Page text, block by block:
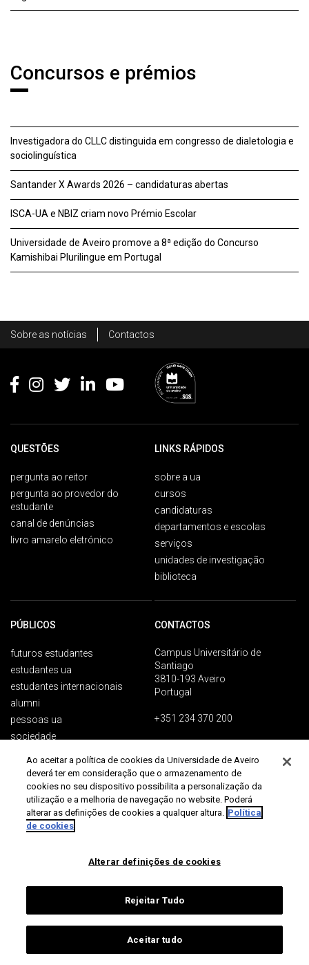
Concursos e prémios
Investigadora do CLLC distinguida em congresso de dialetologia e
sociolinguística
Santander X Awards 2026 – candidaturas abertas
ISCA-UA e NBIZ criam novo Prémio Escolar
Universidade de Aveiro promove a 8ª edição do Concurso
Kamishibai Plurilingue em Portugal
Footer
Sobre as notícias Contactos
QUESTÕES
pergunta ao reitor
pergunta ao provedor do
estudante
canal de denúncias
livro amarelo eletrónico
LINKS RÁPIDOS
sobre a ua
cursos
candidaturas
departamentos e escolas
serviços
unidades de investigação
biblioteca
PÚBLICOS
futuros estudantes
estudantes ua
estudantes internacionais
alumni
pessoas ua
sociedade
CONTACTOS
Campus Universitário de
Santiago
3810-193 Aveiro
Portugal
+351 234 370 200
Proteção de dados Termos de utilização Acessibilidade
Mapa do site
Universidade de Aveiro 2026
Ao aceitar a política de cookies da Universidade de Aveiro
deverá ter em consideração que o armazenamento de
cookies no seu dispositivo possibilita a personalização da
utilização e a melhoria de navegação no website. Poderá
alterar as definições de cookies a qualquer altura. Política
de cookies
Alterar definições de cookies
Rejeitar Tudo
Aceitar tudo